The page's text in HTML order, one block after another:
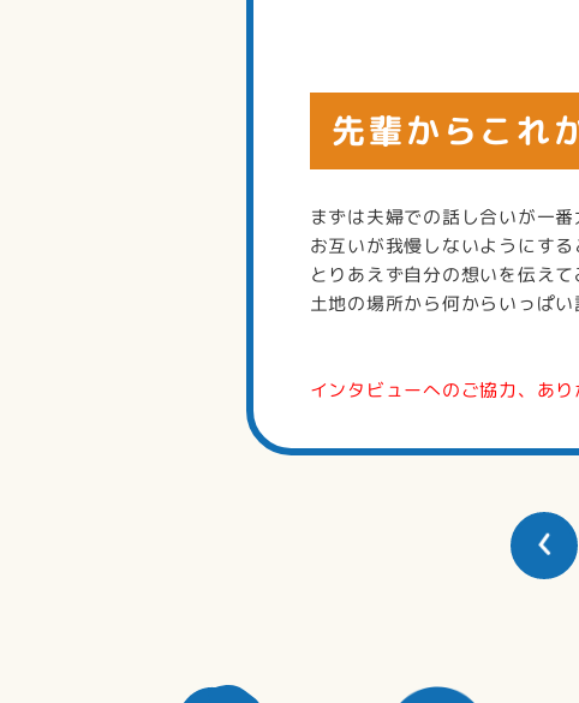
先輩からこれ
まずは夫婦での話し合いが一番
お互いが我慢しないようにする
とりあえず自分の想いを伝えて
土地の場所から何からいっぱ
インタビューへのご協力、あ